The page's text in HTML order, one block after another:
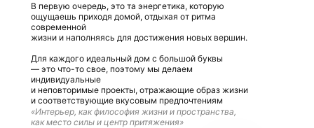
В первую очередь, это та энергетика, которую
ощущаешь приходя домой, отдыхая от ритма
современной
жизни и наполняясь для достижения новых вершин.
Для каждого идеальный дом с большой буквы
— это что-то свое, поэтому мы делаем
индивидуальные
и неповторимые проекты, отражающие образ жизни
и соответствующие вкусовым предпочтениям
«Интерьер, как философия жизни и пространства,
как место силы и центр притяжения»